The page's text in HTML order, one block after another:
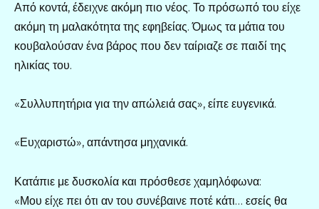
Από κοντά, έδειχνε ακόμη πιο νέος. Το πρόσωπό του είχε
ακόμη τη μαλακότητα της εφηβείας. Όμως τα μάτια του
κουβαλούσαν ένα βάρος που δεν ταίριαζε σε παιδί της
ηλικίας του.
«Συλλυπητήρια για την απώλειά σας», είπε ευγενικά.
«Ευχαριστώ», απάντησα μηχανικά.
Κατάπιε με δυσκολία και πρόσθεσε χαμηλόφωνα:
«Μου είχε πει ότι αν του συνέβαινε ποτέ κάτι… εσείς θα